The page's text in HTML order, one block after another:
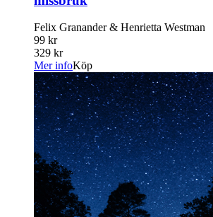
Felix Granander & Henrietta Westman
99 kr
329 kr
Mer infoKöp